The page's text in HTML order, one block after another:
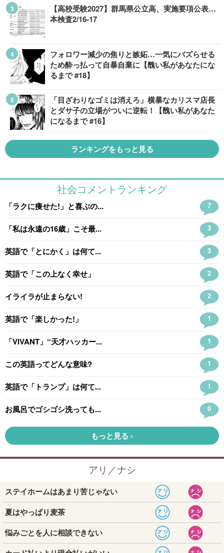
【高校受験2027】群馬県公立高、実施要項公表…
本検査2/16-17
フォロワー減少の焦りと嫉妬…一気にバズらせる
ため酔っ払って自暴自棄に【醜い私があなたにな
るまで #18】
「目ざわりなゴミは消えろ」横暴なカリスマ店長
とダサ子の立場がついに逆転！【醜い私があなた
になるまで #16】
ランキングをもっと見る